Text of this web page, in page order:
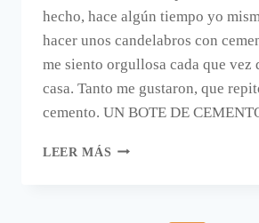
hecho, hace algún tiempo yo
hacer unos candelabros con
me siento orgullosa cada que vez
casa. Tanto me gustaron, que
cemento. UN BOTE DE
LEER MÁS UN